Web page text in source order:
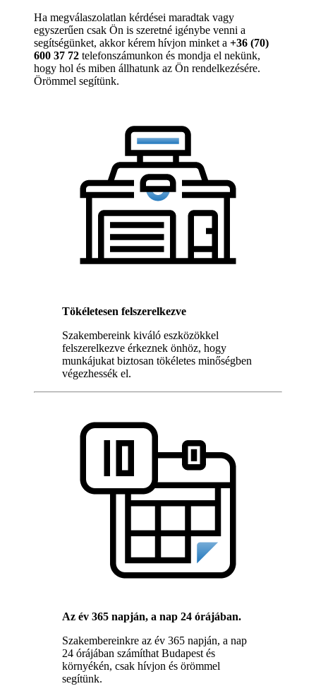
Ha megválaszolatlan kérdései maradtak vagy
egyszerűen csak Ön is szeretné igénybe venni a
segítségünket, akkor kérem hívjon minket a +36 (70)
600 37 72 telefonszámunkon és mondja el nekünk,
hogy hol és miben állhatunk az Ön rendelkezésére.
Örömmel segítünk.
Tökéletesen felszerelkezve
Szakembereink kiváló eszközökkel
felszerelkezve érkeznek önhöz, hogy
munkájukat biztosan tökéletes minőségben
végezhessék el.
Az év 365 napján, a nap 24 órájában.
Szakembereinkre az év 365 napján, a nap
24 órájában számíthat Budapest és
környékén, csak hívjon és örömmel
segítünk.